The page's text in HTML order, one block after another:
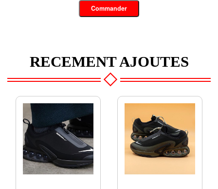
Commander
RECEMENT AJOUTES